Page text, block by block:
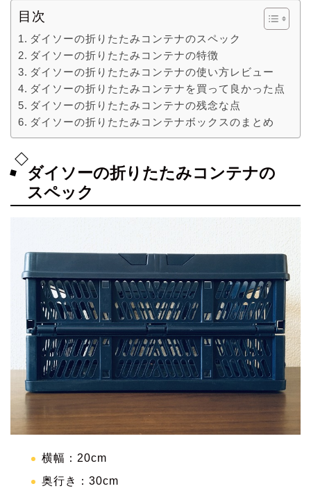
目次
ダイソーの折りたたみコンテナのスペック
ダイソーの折りたたみコンテナの特徴
ダイソーの折りたたみコンテナの使い方レビュー
ダイソーの折りたたみコンテナを買って良かった点
ダイソーの折りたたみコンテナの残念な点
ダイソーの折りたたみコンテナボックスのまとめ
ダイソーの折りたたみコンテナの
スペック
横幅：20cm
奥行き：30cm